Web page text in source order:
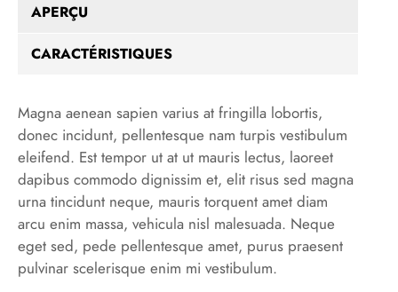
APERÇU
CARACTÉRISTIQUES
Magna aenean sapien varius at fringilla lobortis,
donec incidunt, pellentesque nam turpis vestibulum
eleifend. Est tempor ut at ut mauris lectus, laoreet
dapibus commodo dignissim et, elit risus sed magna
urna tincidunt neque, mauris torquent amet diam
arcu enim massa, vehicula nisl malesuada. Neque
eget sed, pede pellentesque amet, purus praesent
pulvinar scelerisque enim mi vestibulum.